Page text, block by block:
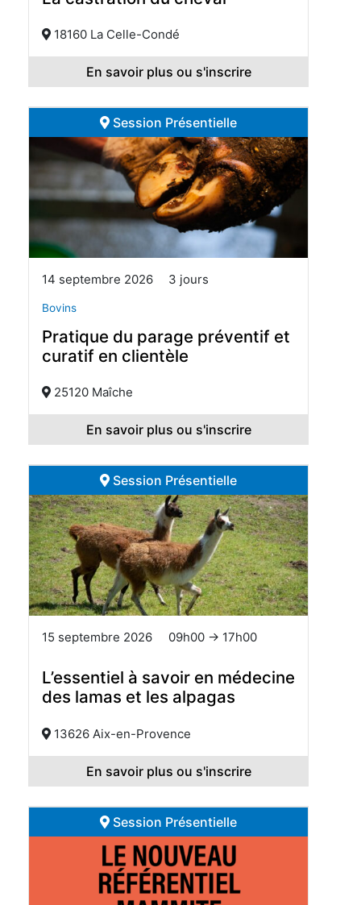
18160 La Celle-Condé
En savoir plus ou s'inscrire
Session Présentielle
14 septembre 2026 3 jours
Bovins
Pratique du parage préventif et
curatif en clientèle
25120 Maîche
En savoir plus ou s'inscrire
Session Présentielle
15 septembre 2026 09h00 → 17h00
L’essentiel à savoir en médecine
des lamas et les alpagas
13626 Aix-en-Provence
En savoir plus ou s'inscrire
Session Présentielle